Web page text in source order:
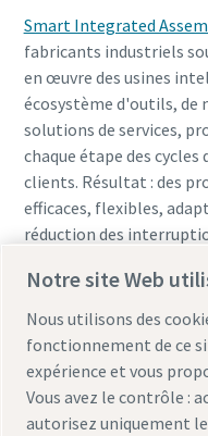
Smart Integrated
fabricants industriels
en œuvre des usines
écosystème d'outils, de
solutions de services,
chaque étape des
clients. Résultat : des
efficaces, flexibles,
réduction des
substantielle des
Afin de répondre aux
nombreux fabricants
développons les
longueur d'avance sur
Notre site Web
Nous utilisons des
fonctionnement de ce
expérience et vous
Vous avez le contrôle :
autorisez uniquement